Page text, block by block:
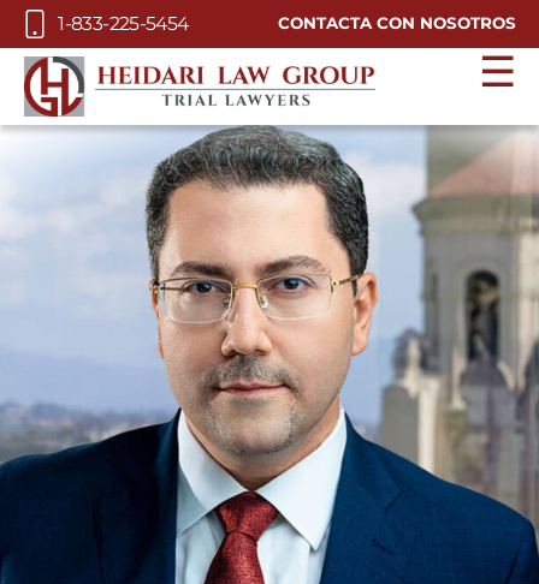
Skip to Main Content
1-833-225-5454 CONTACTA CON NOSOTROS
☰